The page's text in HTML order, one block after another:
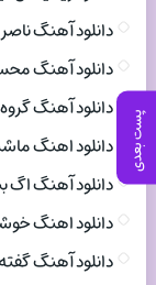
پست بعدی
دانلود آهنگ
دانلود آهنگ
دانلود آهنگ
دانلود اهنگ
دانلود آهنگ اگ
دانلود اهنگ
دانلود آهنگ